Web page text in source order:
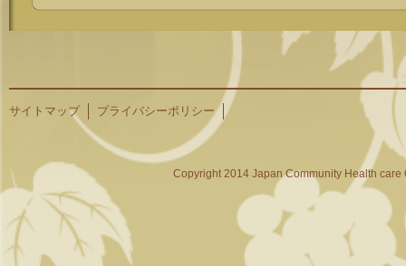
サイトマップ プライバシーポリシー
Copyright 2014 Japan Community Health